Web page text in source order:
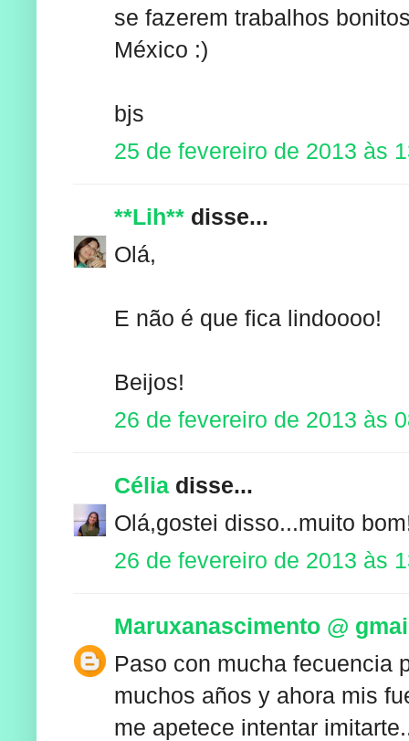
se fazerem trabalhos
México :)
bjs
25 de fevereiro de 2013 às
**Lih** disse...
Olá,
E não é que fica lindoooo!
Beijos!
26 de fevereiro de 2013 às
Célia disse...
Olá,gostei disso...muito
26 de fevereiro de 2013 às
Maruxanascimento @
Paso con mucha fecuencia
muchos años y ahora mis
me apetece intentar